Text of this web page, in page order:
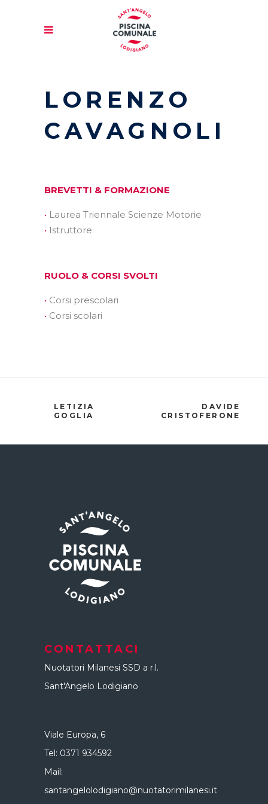
LORENZO
CAVAGNOLI
BREVETTI & FORMAZIONE
Laurea Triennale Scienze Motorie
Istruttore
RUOLO & CORSI SVOLTI
Corsi prescolari
Corsi scolari
LETIZIA
GOGLIA
DAVIDE
CRISTOFERONE
CONTATTACI
Nuotatori Milanesi SSD a r.l.
Sant'Angelo Lodigiano
Viale Europa, 6
Tel: 0371 934592
Mail:
santangelolodigiano@nuotatorimilanesi.it